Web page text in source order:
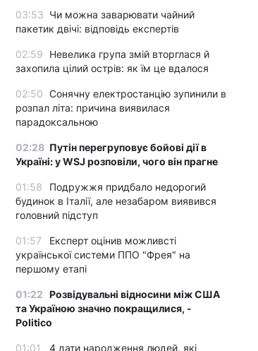
03:53 Чи можна заварювати чайний
пакетик двічі: відповідь експертів
02:59
Невелика група змій вторглася й
захопила цілий острів: як їм це вдалося
02:50 Сонячну електростанцію зупинили в
розпал літа: причина виявилася
парадоксальною
02:28 Путін перегруповує бойові дії в
Україні: у WSJ розповіли, чого він прагне
01:58
Подружжя придбало недорогий
будинок в Італії, але незабаром виявився
головний підступ
01:57
Експерт оцінив можливсті
української системи ППО "Фрея" на
першому етапі
01:22 Розвідувальні відносини між США
та Україною значно покращилися, -
Politico
01:01 4 дати народження людей, які